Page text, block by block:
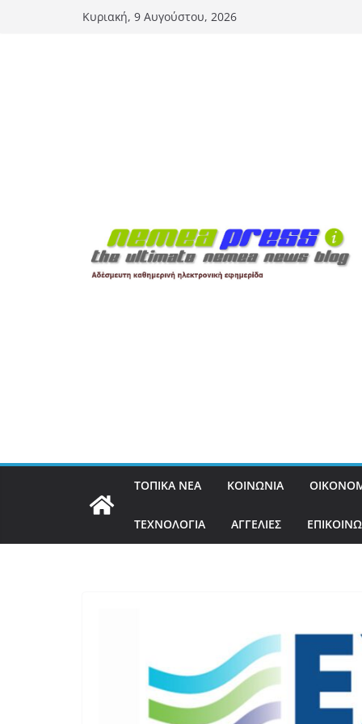
Κυριακή, 9 Αυγούστου, 2026
ΤΟΠΙΚΑ ΝΕΑ ΚΟΙΝΩΝΙΑ
ΤΕΧΝΟΛΟΓΙΑ ΑΓΓΕΛΙΕΣ